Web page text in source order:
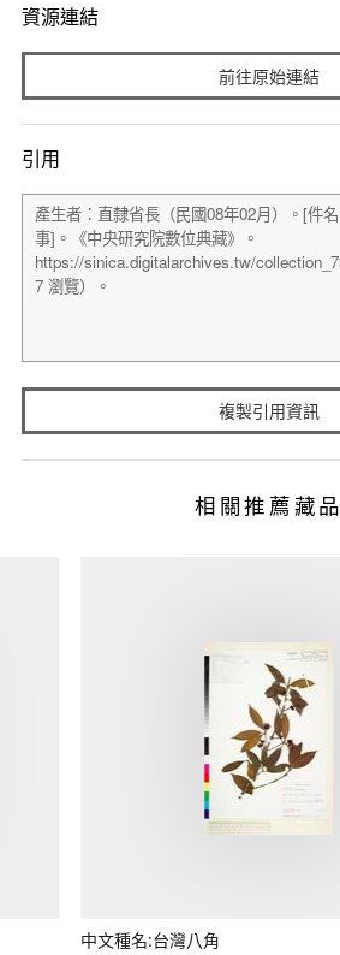
資源連結
前往原始連結
引用
複製引用資訊
相關推薦藏品
中文種名:台灣八角